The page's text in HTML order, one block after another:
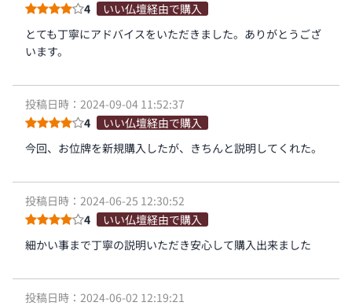
4
いい仏壇経由で購入
とても丁寧にアドバイスをいただきました。ありがとうござ
います。
投稿日時：2024-09-04 11:52:37
4
いい仏壇経由で購入
今回、お位牌を新規購入したが、きちんと説明してくれた。
投稿日時：2024-06-25 12:30:52
4
いい仏壇経由で購入
細かい事まで丁寧の説明いただき安心して購入出来ました
投稿日時：2024-06-02 12:19:21